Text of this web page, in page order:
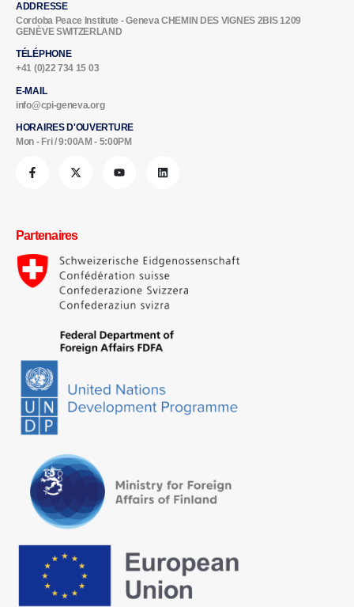
ADDRESSE
Cordoba Peace Institute - Geneva CHEMIN DES VIGNES 2BIS 1209
GENÈVE SWITZERLAND
TÉLÉPHONE
+41 (0)22 734 15 03
E-MAIL
info@cpi-geneva.org
HORAIRES D'OUVERTURE
Mon - Fri / 9:00AM - 5:00PM
Partenaires